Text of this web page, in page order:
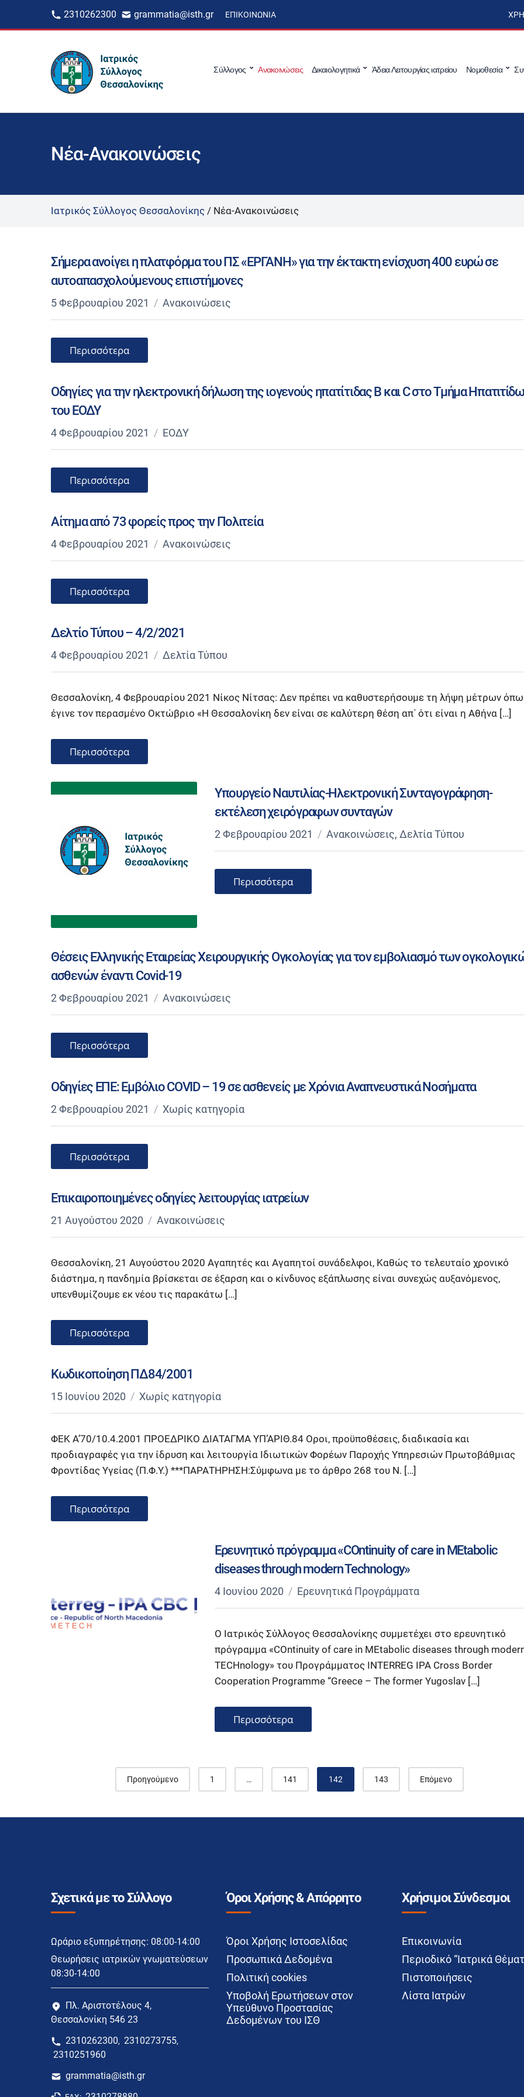
2310262300 grammatia@isth.gr ΕΠΙΚΟΙΝΩΝΊΑ
Σύλλογος Ανακοινώσεις Δικαιολογητικά Άδεια Λειτουργίας ιατρείου Νομοθεσία
Νέα-Ανακοινώσεις
Ιατρικός Σύλλογος Θεσσαλονίκης / Νέα-Ανακοινώσεις
Σήμερα ανοίγει η πλατφόρμα του ΠΣ «ΕΡΓΑΝΗ» για την έκτακτη ενίσχυση 400 ευρώ σε
αυτοαπασχολούμενους επιστήμονες
5 Φεβρουαρίου 2021 Ανακοινώσεις
Περισσότερα
Οδηγίες για την ηλεκτρονική δήλωση της ιογενούς ηπατίτιδας Β και C στο Τμήμα
του ΕΟΔΥ
4 Φεβρουαρίου 2021 ΕΟΔΥ
Περισσότερα
Αίτημα από 73 φορείς προς την Πολιτεία
4 Φεβρουαρίου 2021 Ανακοινώσεις
Περισσότερα
Δελτίο Τύπου – 4/2/2021
4 Φεβρουαρίου 2021 Δελτία Τύπου
Θεσσαλονίκη, 4 Φεβρουαρίου 2021 Νίκος Νίτσας: Δεν πρέπει να καθυστερήσουμε τη λήψη μέτρων
έγινε τον περασμένο Οκτώβριο «Η Θεσσαλονίκη δεν είναι σε καλύτερη θέση απ΄ ότι είναι η Αθήνα […]
Περισσότερα
Υπουργείο Ναυτιλίας-Ηλεκτρονική Συνταγογράφηση-
εκτέλεση χειρόγραφων συνταγών
2 Φεβρουαρίου 2021 Ανακοινώσεις, Δελτία Τύπου
Περισσότερα
Θέσεις Ελληνικής Εταιρείας Χειρουργικής Ογκολογίας για τον εμβολιασμό των
ασθενών έναντι Covid-19
2 Φεβρουαρίου 2021 Ανακοινώσεις
Περισσότερα
Οδηγίες ΕΠΕ: Εμβόλιο COVID – 19 σε ασθενείς με Χρόνια Αναπνευστικά Νοσήματα
2 Φεβρουαρίου 2021 Χωρίς κατηγορία
Περισσότερα
Επικαιροποιημένες οδηγίες λειτουργίας ιατρείων
21 Αυγούστου 2020 Ανακοινώσεις
Θεσσαλονίκη, 21 Αυγούστου 2020 Αγαπητές και Αγαπητοί συνάδελφοι, Καθώς το τελευταίο χρονικό
διάστημα, η πανδημία βρίσκεται σε έξαρση και ο κίνδυνος εξάπλωσης είναι συνεχώς αυξανόμενος,
υπενθυμίζουμε εκ νέου τις παρακάτω […]
Περισσότερα
Κωδικοποίηση ΠΔ84/2001
15 Ιουνίου 2020 Χωρίς κατηγορία
ΦΕΚ Α’70/10.4.2001 ΠΡΟΕΔΡΙΚΟ ΔΙΑΤΑΓΜΑ ΥΠ’ΑΡΙΘ.84 Οροι, προϋποθέσεις, διαδικασία και
προδιαγραφές για την ίδρυση και λειτουργία Ιδιωτικών Φορέων Παροχής Υπηρεσιών Πρωτοβάθμιας
Φροντίδας Υγείας (Π.Φ.Υ.) ***ΠΑΡΑΤΗΡΗΣΗ:Σύμφωνα με το άρθρο 268 του Ν. […]
Περισσότερα
Ερευνητικό πρόγραμμα «COntinuity of care in MEtabolic
diseases through modern Technology»
4 Ιουνίου 2020 Ερευνητικά Προγράμματα
Ο Ιατρικός Σύλλογος Θεσσαλονίκης συμμετέχει στο ερευνητικό
πρόγραμμα «COntinuity of care in MEtabolic diseases through
TECHnology» του Προγράμματος INTERREG IPA Cross Border
Cooperation Programme “Greece – The former Yugoslav […]
Περισσότερα
navigation
Προηγούμενο 1 … 141 142 143 Επόμενο
Σχετικά με το Σύλλογο
Ωράριο εξυπηρέτησης: 08:00-14:00
Θεωρήσεις ιατρικών γνωματεύσεων
08:30-14:00
Πλ. Αριστοτέλους 4,
Θεσσαλονίκη 546 23
2310262300, 2310273755,
2310251960
grammatia@isth.gr
Όροι Χρήσης & Απόρρητο
Όροι Χρήσης Ιστοσελίδας
Προσωπικά Δεδομένα
Πολιτική cookies
Υποβολή Ερωτήσεων στον
Υπεύθυνο Προστασίας
Δεδομένων του ΙΣΘ
Χρήσιμοι Σύνδεσμοι
Επικοινωνία
Περιοδικό “Ιατρικά
Πιστοποιήσεις
Λίστα Ιατρών